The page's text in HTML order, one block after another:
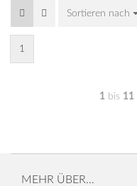
Sortieren nach
1
1 bis 11
MEHR ÜBER...